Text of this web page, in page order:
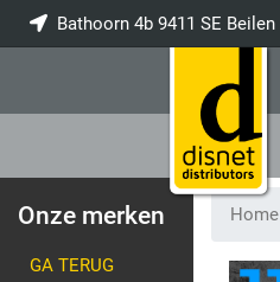
Bathoorn 4b 9411 SE Beilen
Onze merken
GA TERUG
Home